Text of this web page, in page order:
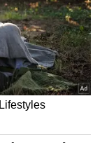
కౌంటర్
రామ్ చరణ్
నీకు పెద్ద
ఆసక్తిగా
బుమ్రానే పోస్టు
ఫ్యాన్స్